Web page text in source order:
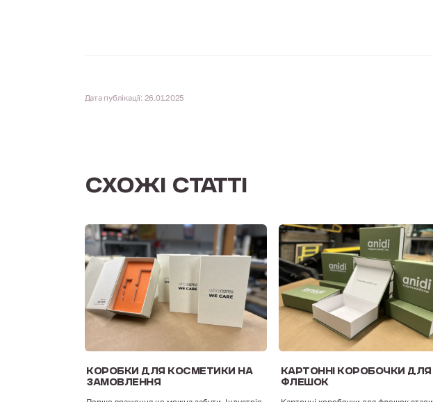
Дата публікації: 26.01.2025
СХОЖІ СТАТТІ
КОРОБКИ ДЛЯ КОСМЕТИКИ НА
ЗАМОВЛЕННЯ
КАРТОННІ КОРОБОЧКИ ДЛЯ
ФЛЕШОК